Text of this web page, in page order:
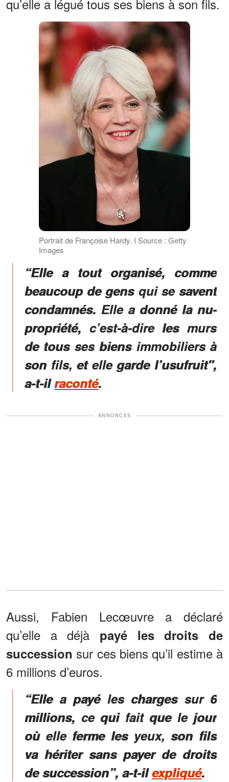
qu’elle a légué tous ses biens à son fils.
Portrait de Françoise Hardy. І Source : Getty
Images
“Elle a tout organisé, comme
beaucoup de gens qui se savent
condamnés. Elle a donné la nu-
propriété, c’est-à-dire les murs
de tous ses biens immobiliers à
son fils, et elle garde l’usufruit",
a-t-ilraconté.
ANNONCES
Aussi, Fabien Lecœuvre a déclaré
qu’elle a déjà payé les droits de
succession sur ces biens qu’il estime à
6 millions d’euros.
“Elle a payé les charges sur 6
millions, ce qui fait que le jour
où elle ferme les yeux, son fils
va hériter sans payer de droits
de succession”, a-t-ilexpliqué.